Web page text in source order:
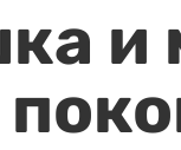
и